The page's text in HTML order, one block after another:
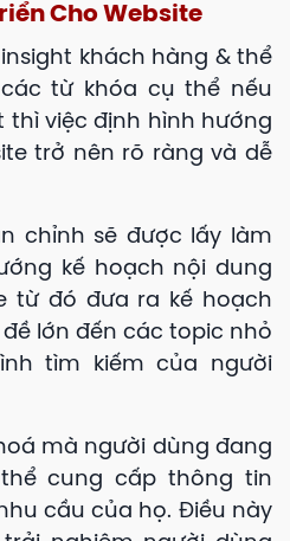
Cho Website
khách hàng & thể
từ khóa cụ thể nếu
việc định hình hướng
trở nên rõ ràng và dễ
chỉnh sẽ được lấy làm
kế hoạch nội dung
từ đó đưa ra kế hoạch
lớn đến các topic nhỏ
tìm kiếm của người
mà người dùng đang
cung cấp thông tin
cầu của họ. Điều này